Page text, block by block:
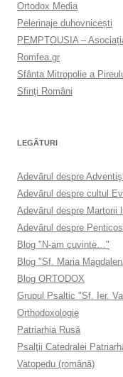
Ortodox Media
Pelerinaje duhovnicești
PEMPTOUSIA –
Romfea.gr
Sfânta Mitropolie a
Sfinţi Români
LEGĂTURI
Adevărul despre
Adevărul despre cultul
Adevărul despre Martorii
Adevărul despre
Blog "N-am cuvinte…"
Blog "Sf. Maria
Blog ORTODOX
Grupul Psaltic "Sf. Ier.
Orthodoxologie
Patriarhia Rusă
Psalţii Catedralei
Vatopedu (română)